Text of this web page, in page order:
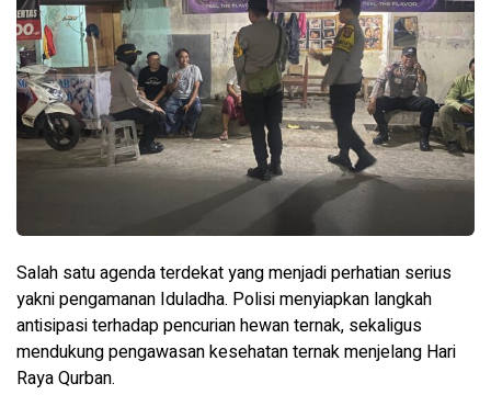
Salah satu agenda terdekat yang menjadi perhatian serius
yakni pengamanan Iduladha. Polisi menyiapkan langkah
antisipasi terhadap pencurian hewan ternak, sekaligus
mendukung pengawasan kesehatan ternak menjelang Hari
Raya Qurban.